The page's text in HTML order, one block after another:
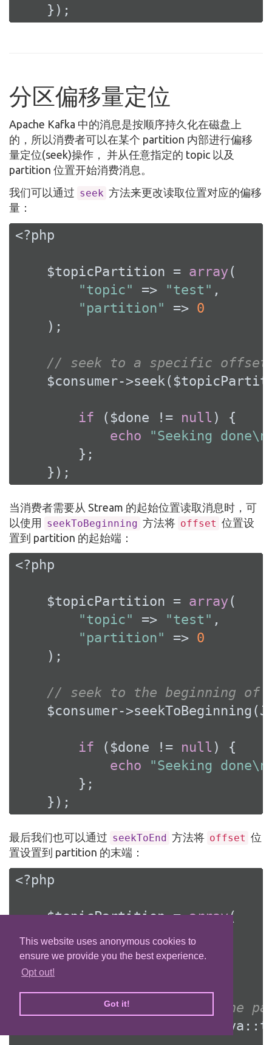
This website uses anonymous cookies to
ensure we provide you the best experience.
Opt out!
Got it!
    });
分区偏移量定位
Apache Kafka 中的消息是按顺序持久化在磁盘上
的，所以消费者可以在某个 partition 内部进行偏移
量定位(seek)操作， 并从任意指定的 topic 以及
partition 位置开始消费消息。
我们可以通过 seek 方法来更改读取位置对应的偏移
量：
<?php
    $topicPartition =
array(
"topic"
=> "test" ,
"partition"
=> 0
    );
// seek to a specific offset
$consumer-
if ($done != null ) {
echo
"Seeking
        };
    });
当消费者需要从 Stream 的起始位置读取消息时，可
以使用 seekToBeginning 方法将 offset 位置设
置到 partition 的起始端：
<?php
    $topicPartition =
array(
"topic"
=> "test" ,
"partition"
=> 0
    );
// seek to the beginning of
$consumer-
if ($done != null ) {
echo
"Seeking
        };
    });
最后我们也可以通过 seekToEnd 方法将 offset 位
置设置到 partition 的末端：
<?php
    $topicPartition =
array(
"test"
"partition" => 0
    );
// seek to the end of the
$consumer-